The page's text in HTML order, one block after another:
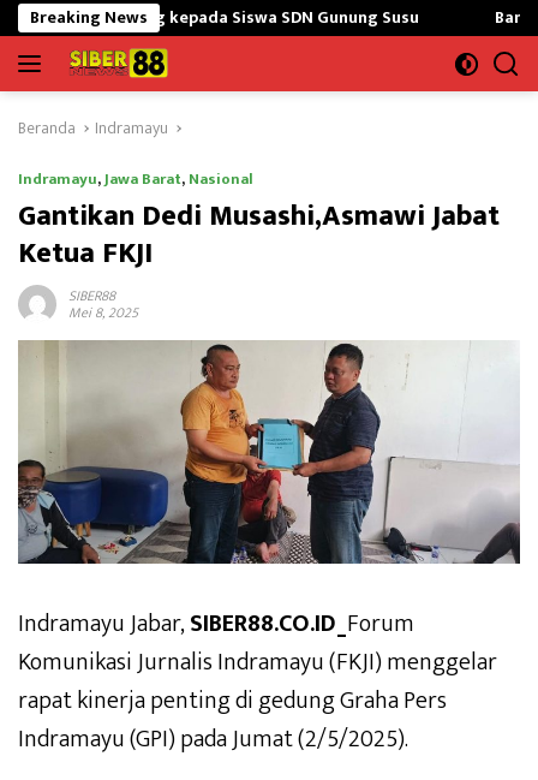
Langsung
ke
konten
Breaking News
kepada Siswa SDN Gunung Susu Bangun
Beranda Indramayu
Indramayu,Jawa Barat,Nasional
Gantikan Dedi Musashi,Asmawi Jabat
Ketua FKJI
SIBER88
Mei 8, 2025
Indramayu Jabar,SIBER88.CO.ID_Forum
Komunikasi Jurnalis Indramayu (FKJI) menggelar
rapat kinerja penting di gedung Graha Pers
Indramayu (GPI) pada Jumat (2/5/2025).